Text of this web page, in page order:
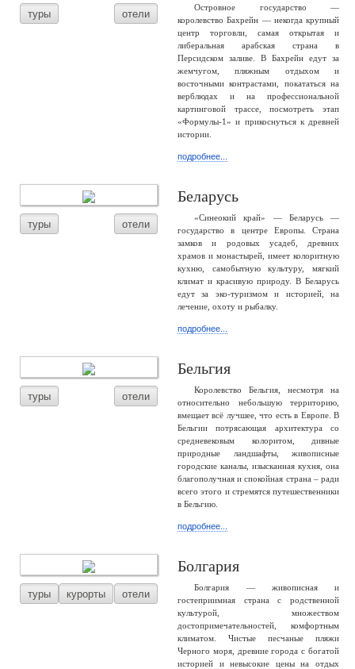
туры отели
Островное государство —
королевство Бахрейн — некогда крупный
центр торговли, самая открытая и
либеральная арабская страна в
Персидском заливе. В Бахрейн едут за
жемчугом, пляжным отдыхом и
восточными контрастами, покататься на
верблюдах и на профессиональной
картинговой трассе, посмотреть этап
«Формулы-1» и прикоснуться к древней
истории.
подробнее...
туры отели
Беларусь
«Синеокий край» — Беларусь —
государство в центре Европы. Страна
замков и родовых усадеб, древних
храмов и монастырей, имеет колоритную
кухню, самобытную культуру, мягкий
климат и красивую природу. В Беларусь
едут за эко-туризмом и историей, на
лечение, охоту и рыбалку.
подробнее...
туры отели
Бельгия
Королевство Бельгия, несмотря на
относительно небольшую территорию,
вмещает всё лучшее, что есть в Европе. В
Бельгии потрясающая архитектура со
средневековым колоритом, дивные
природные ландшафты, живописные
городские каналы, изысканная кухня, она
благополучная и спокойная страна – ради
всего этого и стремятся путешественники
в Бельгию.
подробнее...
туры курорты отели
Болгария
Болгария — живописная и
гостеприимная страна с родственной
культурой, множеством
достопримечательностей, комфортным
климатом. Чистые песчаные пляжи
Черного моря, древние города с богатой
историей и невысокие цены на отдых